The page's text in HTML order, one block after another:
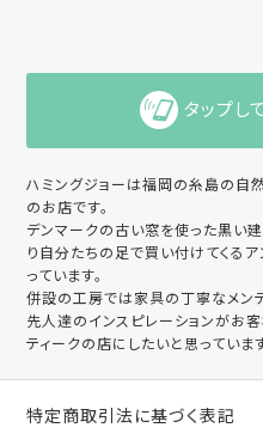
タップし
ハミングジョーは福岡の糸島の自
のお店です。
デンマークの古い窓を使った黒い
り自分たちの足で買い付けてくる
っています。
併設の工房では家具の丁寧なメンテ
先人達のインスピレーションがお
ティークの店にしたいと思っていま
特定商取引法に基づく表記